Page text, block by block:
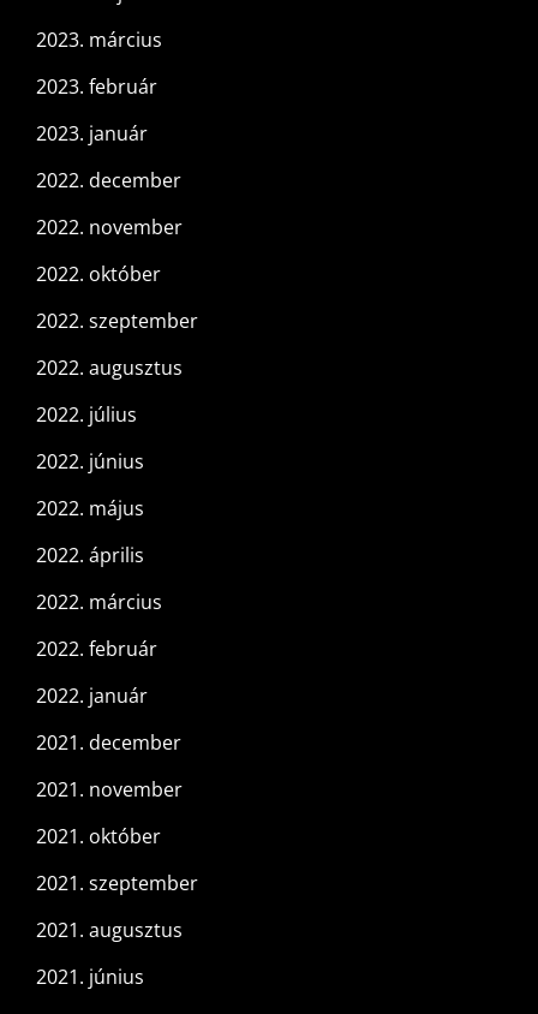
2023. március
2023. február
2023. január
2022. december
2022. november
2022. október
2022. szeptember
2022. augusztus
2022. július
2022. június
2022. május
2022. április
2022. március
2022. február
2022. január
2021. december
2021. november
2021. október
2021. szeptember
2021. augusztus
2021. június